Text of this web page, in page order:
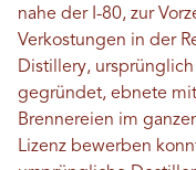
nahe der I-80, zur
Verkostungen in der
Distillery,
gegründet, ebnete
Brennereien im
Lizenz bewerben